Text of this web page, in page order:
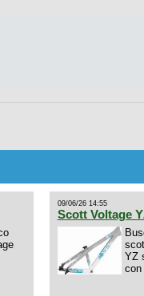
09/06/26 14:55
Scott Voltage
YZ
con